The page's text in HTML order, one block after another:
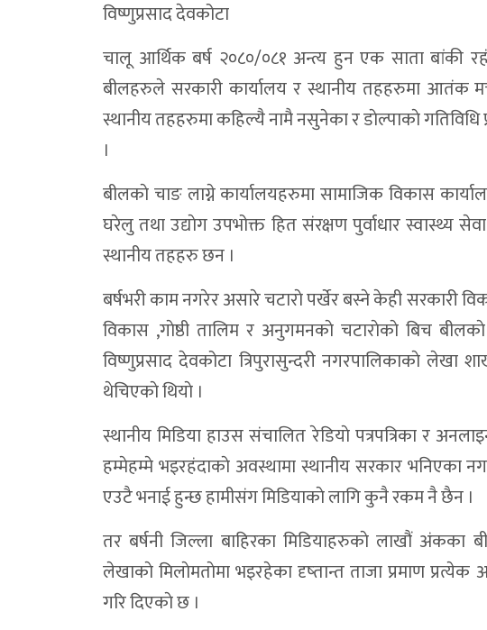
भेरी करिडोर डोल्पामै राख्न नेकपाको अल्टिमेटम:भ्रष्टाचार,महँगी र
कक्षाकोठामा प्रविधिको पहुँच बढाउँदै त्रिपुरासुन्दरी, विद्यालयलाई
डोल्पामा बालविवाह रोकथामका लागि १२ बुँदे प्रतिबद्धता
आम्दानीले खर्च धान्न नसकेपछि छलगाड लघुजलविद्युत् वडाले
कान्छीबजारमा ट्राफिक चेकजाँच :चालक–यात्रुलाई सचेतना
भेरी करिडोरको सडक पहिरो हटाएपछि सञ्चालनमा
भेरी करिडोरमा सुख्खा पहिरो, दुवैतर्फको यातायात ठप्प
डोल्पोबुद्धमा स्वास्थ्य सेवाको ऐतिहासिक छलाङ : धोमा पहिलो
एमाले डोल्पामा जिम्मेवारी हेरफेर : उपाध्यक्षमा नरबहादुर बुढा
डोल्पाको दुनैमा दोस्रो पर्यटन तथा सांस्कृतिक महोत्सव सुरु
एमाले डोल्पाका सचिवालय सदस्य टेक शाहीद्वारा पार्टीका सबै
नागरिकले सुरक्षा अनुभूति गर्ने वातावरण बनाउन नागरिक समाज
विष्णुप्रसाद देवकोटा
चालू आर्थिक बर्ष २०८०/०८१ अन्त्य हुन एक साता बांकी
बीलहरुले सरकारी कार्यालय र स्थानीय तहहरुमा आतंक
स्थानीय तहहरुमा कहिल्यै नामै नसुनेका र डाेल्पाकाे
।
बीलकाे चाङ लाग्ने कार्यालयहरुमा सामाजिक विकास
घरेलु तथा उद्याेग उपभोक्त हित संरक्षण पुर्वाधार स्वास्थ्य
स्थानीय तहहरु छन ।
बर्षभरी काम नगरेर असारे चटाराे पर्खेर बस्ने केही सरकारी
विकास ,गाेष्ठी तालिम र अनुगमनकाे चटाराेकाे बिच
विष्णुप्रसाद देवकोटा त्रिपुरासुन्दरी नगरपालिकाकाे लेखा
थेचिएकाे थियाे ।
स्थानीय मिडिया हाउस संचालित रेडियाे पत्रपत्रिका र
हम्मेहम्मे भइरहंदाकाे अवस्थामा स्थानीय सरकार भनिएका
एउटै भनाई हुन्छ हामीसंग मिडियाकाे लागि कुनै रकम नै छैन ।
तर बर्षनी जिल्ला बाहिरका मिडियाहरुकाे लाखौं अंकका
लेखाकाे मिलाेमताेमा भइरहेका दृष्तान्त ताजा प्रमाण
गरि दिएकाे छ ।